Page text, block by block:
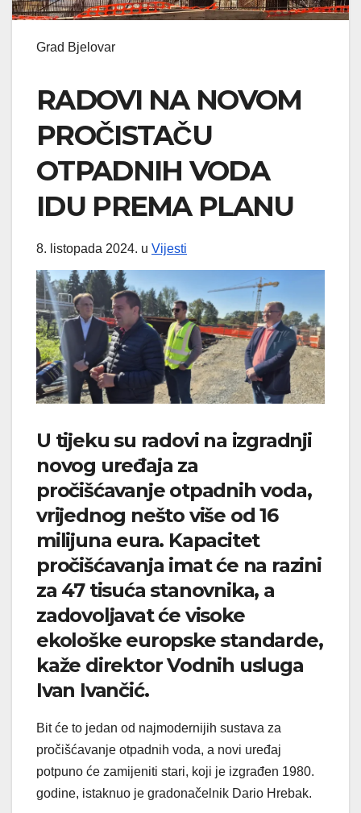
Grad Bjelovar
RADOVI NA NOVOM
PROČISTAČU
OTPADNIH VODA
IDU PREMA PLANU
8. listopada 2024. u Vijesti
U tijeku su radovi na izgradnji
novog uređaja za
pročišćavanje otpadnih voda,
vrijednog nešto više od 16
milijuna eura. Kapacitet
pročišćavanja imat će na razini
za 47 tisuća stanovnika, a
zadovoljavat će visoke
ekološke europske standarde,
kaže direktor Vodnih usluga
Ivan Ivančić.
Bit će to jedan od najmodernijih sustava za
pročišćavanje otpadnih voda, a novi uređaj
potpuno će zamijeniti stari, koji je izgrađen 1980.
godine, istaknuo je gradonačelnik Dario Hrebak.